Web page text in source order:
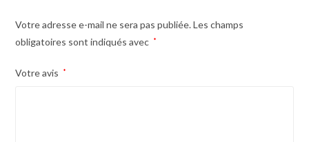
Votre adresse e-mail ne sera pas publiée. Les champs
obligatoires sont indiqués avec *
Votre avis *